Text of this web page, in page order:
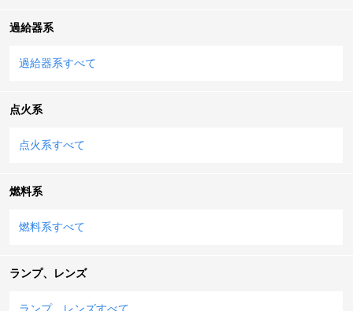
過給器系
過給器系すべて
点火系
点火系すべて
燃料系
燃料系すべて
ランプ、レンズ
ランプ、レンズすべて